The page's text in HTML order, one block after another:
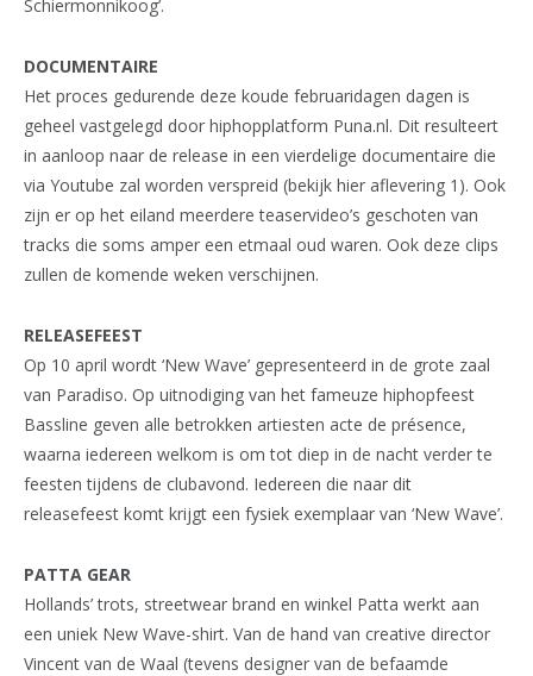
Schiermonnikoog’.
DOCUMENTAIRE
Het proces gedurende deze koude februaridagen dagen is
geheel vastgelegd door hiphopplatform Puna.nl. Dit resulteert
in aanloop naar de release in een vierdelige documentaire die
via Youtube zal worden verspreid (bekijk hier aflevering 1). Ook
zijn er op het eiland meerdere teaservideo’s geschoten van
tracks die soms amper een etmaal oud waren. Ook deze clips
zullen de komende weken verschijnen.
RELEASEFEEST
Op 10 april wordt ‘New Wave’ gepresenteerd in de grote zaal
van Paradiso. Op uitnodiging van het fameuze hiphopfeest
Bassline geven alle betrokken artiesten acte de présence,
waarna iedereen welkom is om tot diep in de nacht verder te
feesten tijdens de clubavond. Iedereen die naar dit
releasefeest komt krijgt een fysiek exemplaar van ‘New Wave’.
PATTA GEAR
Hollands’ trots, streetwear brand en winkel Patta werkt aan
een uniek New Wave-shirt. Van de hand van creative director
Vincent van de Waal (tevens designer van de befaamde